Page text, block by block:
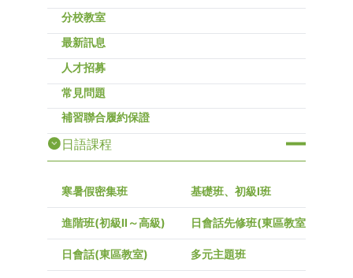
分校教室
最新訊息
人才招募
常見問題
補習聯合履約保證
日語課程
寒暑假密集班 基礎班、初級I班
進階班(初級Ⅱ～高級) 日會話先修班(東區教室)
日會話(東區教室) 多元主題班